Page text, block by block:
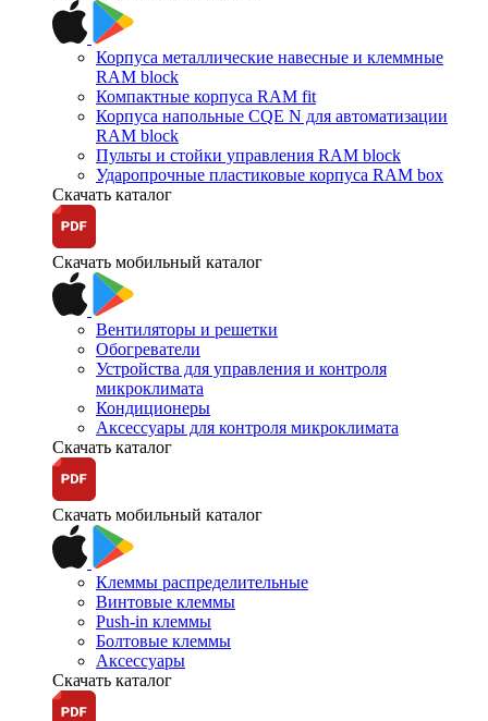
Корпуса металлические навесные и клеммные
RAM block
Компактные корпуса RAM fit
Корпуса напольные CQE N для автоматизации
RAM block
Пульты и стойки управления RAM block
Ударопрочные пластиковые корпуса RAM box
Скачать каталог
Скачать мобильный каталог
Вентиляторы и решетки
Обогреватели
Устройства для управления и контроля
микроклимата
Кондиционеры
Аксессуары для контроля микроклимата
Скачать каталог
Скачать мобильный каталог
Клеммы распределительные
Винтовые клеммы
Push-in клеммы
Болтовые клеммы
Аксессуары
Скачать каталог